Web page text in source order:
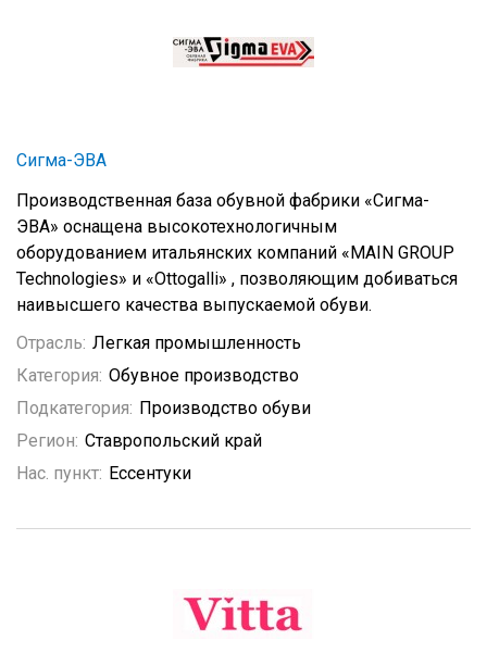
Сигма-ЭВА
Производственная база обувной фабрики «Сигма-
ЭВА» оснащена высокотехнологичным
оборудованием итальянских компаний «MAIN GROUP
Technologies» и «Ottogalli» , позволяющим добиваться
наивысшего качества выпускаемой обуви.
Отрасль: Легкая промышленность
Категория: Обувное производство
Подкатегория: Производство обуви
Регион: Ставропольский край
Нас. пункт: Ессентуки